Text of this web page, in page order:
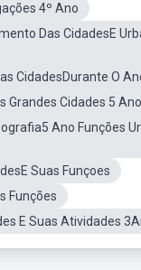
4º Ano
Das CidadesE
CidadesDurante O
Grandes Cidades 5 Ano
Ano Funções
Suas Funçoes
Funções
E Suas Atividades